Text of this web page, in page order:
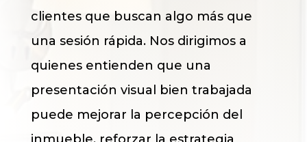
clientes que buscan algo más que
una sesión rápida. Nos dirigimos a
quienes entienden que una
presentación visual bien trabajada
puede mejorar la percepción del